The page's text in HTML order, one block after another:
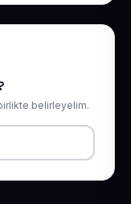
belirleyelim.